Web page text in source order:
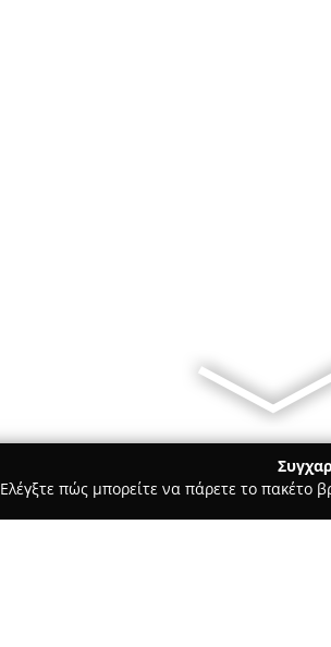
Ελέγξτε πώς μπορείτε να πάρετε το πακέτο